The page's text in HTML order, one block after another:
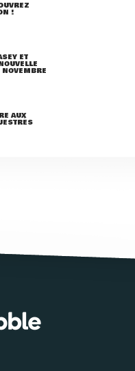
!
ET
AUX